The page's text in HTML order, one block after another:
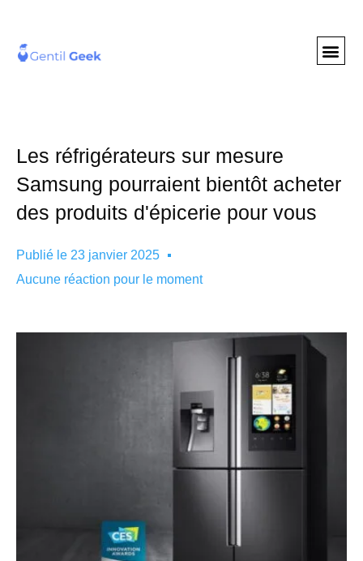
Les réfrigérateurs sur mesure
Samsung pourraient bientôt acheter
des produits d'épicerie pour vous
Publié le 23 janvier 2025
Aucune réaction pour le moment